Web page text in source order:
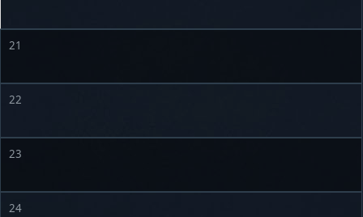
21
22
23
24